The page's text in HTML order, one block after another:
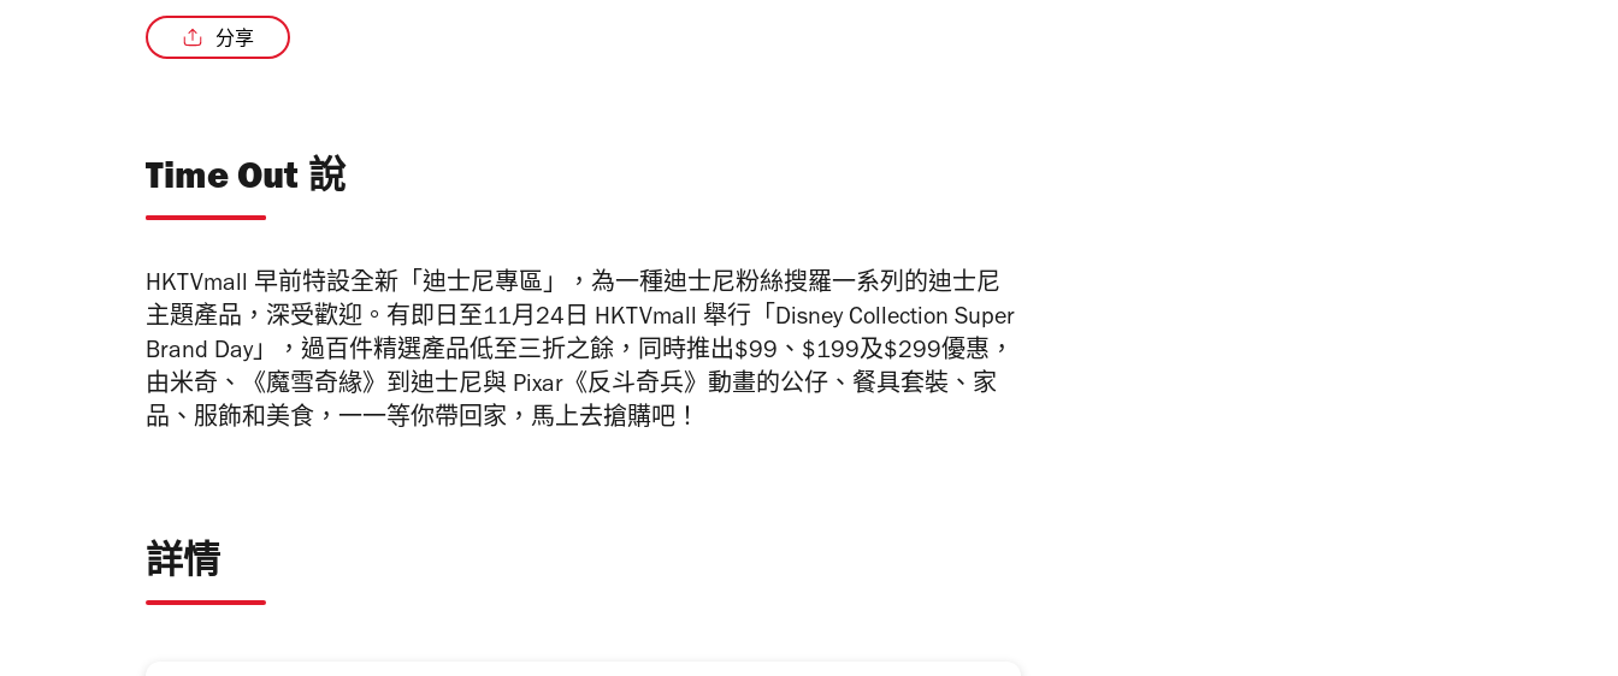
分享
Time Out 說
HKTVmall 早前特設全新「迪士尼專區」，為一種迪士尼粉絲搜羅一系列的迪士尼
主題產品，深受歡迎。有即日至11月24日 HKTVmall 舉行「Disney Collection Super
Brand Day」，過百件精選產品低至三折之餘，同時推出$99、$199及$299優惠 ，
由米奇、《魔雪奇緣》到迪士尼與 Pixar 《反斗奇兵》動畫的公仔、餐具套裝、家
品、服飾和美食，一一等你帶回家，馬上去搶購吧！
詳情